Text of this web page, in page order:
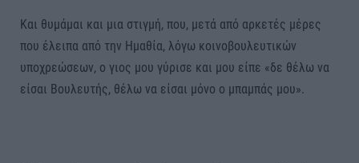
Και θυμάμαι και μια στιγμή, που, μετά από αρκετές μέρες
που έλειπα από την Ημαθία, λόγω κοινοβουλευτικών
υποχρεώσεων, ο γιος μου γύρισε και μου είπε «δε θέλω να
είσαι Βουλευτής, θέλω να είσαι μόνο ο μπαμπάς μου».